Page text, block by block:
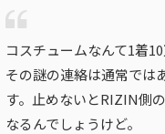
コスチュームなんて1着
その謎の連絡は通常では
す。止めないとRIZIN側
なるんでしょうけど。